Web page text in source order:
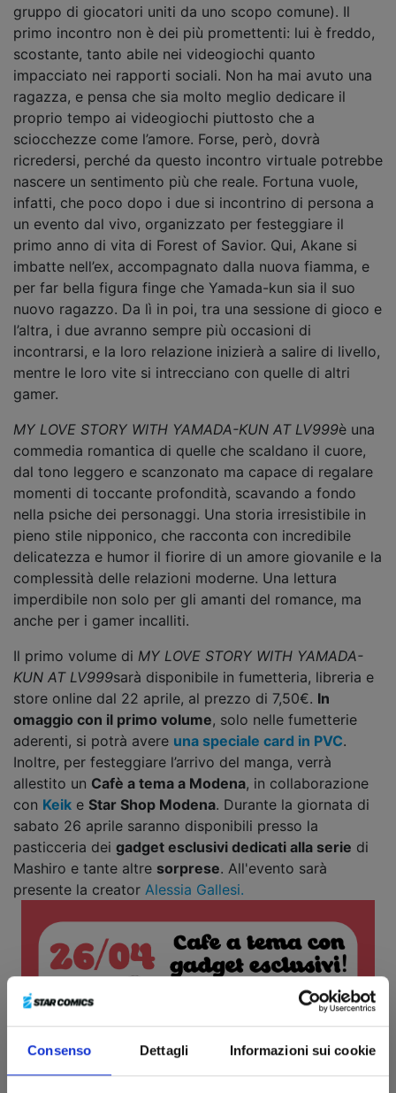
Consenso Dettagli Informazioni sui cookie
gruppo di giocatori uniti da uno scopo comune). Il
primo incontro non è dei più promettenti: lui è freddo,
scostante, tanto abile nei videogiochi quanto
impacciato nei rapporti sociali. Non ha mai avuto una
ragazza, e pensa che sia molto meglio dedicare il
proprio tempo ai videogiochi piuttosto che a
sciocchezze come l’amore. Forse, però, dovrà
ricredersi, perché da questo incontro virtuale potrebbe
nascere un sentimento più che reale. Fortuna vuole,
infatti, che poco dopo i due si incontrino di persona a
un evento dal vivo, organizzato per festeggiare il
primo anno di vita di Forest of Savior. Qui, Akane si
imbatte nell’ex, accompagnato dalla nuova fiamma, e
per far bella figura finge che Yamada-kun sia il suo
nuovo ragazzo. Da lì in poi, tra una sessione di gioco e
l’altra, i due avranno sempre più occasioni di
incontrarsi, e la loro relazione inizierà a salire di livello,
mentre le loro vite si intrecciano con quelle di altri
gamer.
MY LOVE STORY WITH YAMADA-KUN AT LV999è una
commedia romantica di quelle che scaldano il cuore,
dal tono leggero e scanzonato ma capace di regalare
momenti di toccante profondità, scavando a fondo
nella psiche dei personaggi. Una storia irresistibile in
pieno stile nipponico, che racconta con incredibile
delicatezza e humor il fiorire di un amore giovanile e la
complessità delle relazioni moderne. Una lettura
imperdibile non solo per gli amanti del romance, ma
anche per i gamer incalliti.
Il primo volume di MY LOVE STORY WITH YAMADA-
KUN AT LV999sarà disponibile in fumetteria, libreria e
store online dal 22 aprile, al prezzo di 7,50€. In
omaggio con il primo volume, solo nelle fumetterie
aderenti, si potrà avere una speciale card in PVC.
Inoltre, per festeggiare l’arrivo del manga, verrà
allestito un Cafè a tema a Modena, in collaborazione
con Keik e Star Shop Modena. Durante la giornata di
sabato 26 aprile saranno disponibili presso la
pasticceria dei gadget esclusivi dedicati alla serie di
Mashiro e tante altre sorprese. All'evento sarà
presente la creator Alessia Gallesi.